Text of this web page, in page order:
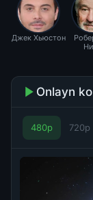
Джек Хьюстон
Onlayn
480p 720p